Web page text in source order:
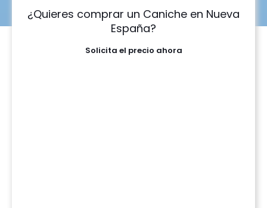
¿Quieres comprar un Caniche en Nueva
España?
Solicita el precio ahora